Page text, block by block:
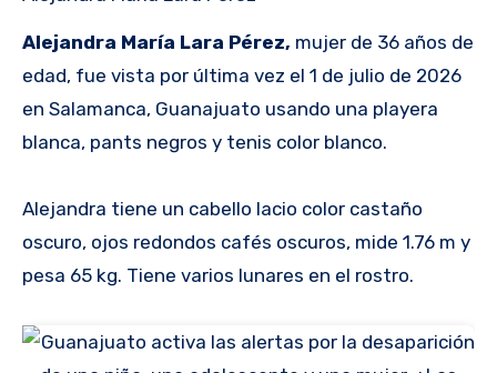
Alejandra María Lara Pérez, mujer de 36 años de
edad, fue vista por última vez el 1 de julio de 2026
en Salamanca, Guanajuato usando una playera
blanca, pants negros y tenis color blanco.
Alejandra tiene un cabello lacio color castaño
oscuro, ojos redondos cafés oscuros, mide 1.76 m y
pesa 65 kg. Tiene varios lunares en el rostro.